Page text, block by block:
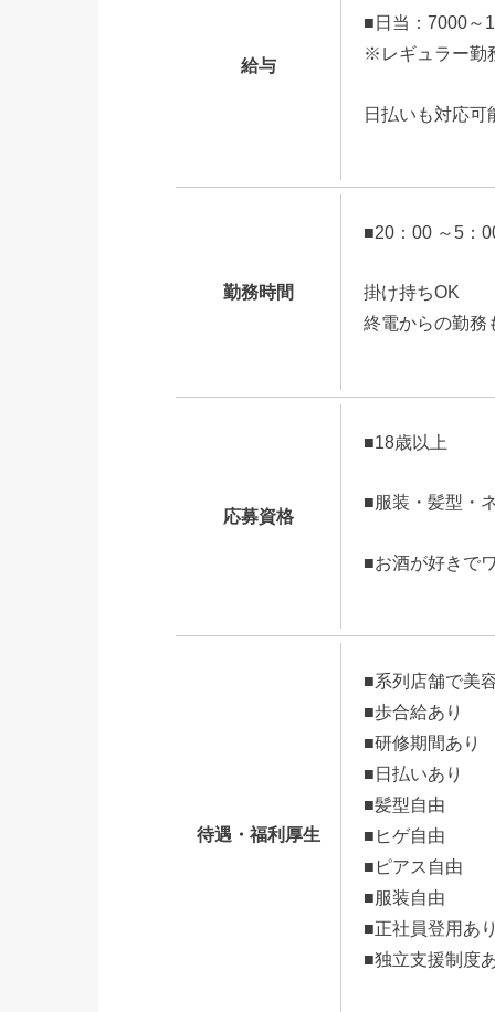
給与
■日当：7000～
※レギュラー勤
日払いも対応可
勤務時間
■20：00 ～5：
掛け持ちOK
終電からの勤務
応募資格
■18歳以上
■服装・髪型・
■お酒が好きで
待遇・福利厚生
■系列店舗で美
■歩合給あり
■研修期間あり
■日払いあり
■髪型自由
■ヒゲ自由
■ピアス自由
■服装自由
■正社員登用あ
■独立支援制度